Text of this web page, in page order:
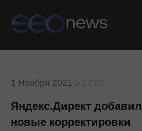
1 Ноября 2021
Яндекс.Директ добавил
новые корректировки